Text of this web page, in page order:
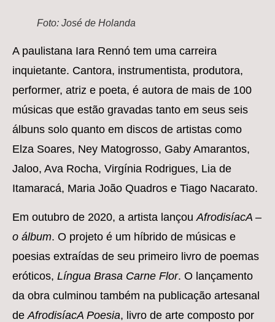
Foto: José de Holanda
A paulistana Iara Rennó tem uma carreira
inquietante. Cantora, instrumentista, produtora,
performer, atriz e poeta, é autora de mais de 100
músicas que estão gravadas tanto em seus seis
álbuns solo quanto em discos de artistas como
Elza Soares, Ney Matogrosso, Gaby Amarantos,
Jaloo, Ava Rocha, Virgínia Rodrigues, Lia de
Itamaracá, Maria João Quadros e Tiago Nacarato.
Em outubro de 2020, a artista lançou AfrodisíacA –
o álbum. O projeto é um híbrido de músicas e
poesias extraídas de seu primeiro livro de poemas
eróticos, Língua Brasa Carne Flor. O lançamento
da obra culminou também na publicação artesanal
de AfrodisíacA Poesia, livro de arte composto por